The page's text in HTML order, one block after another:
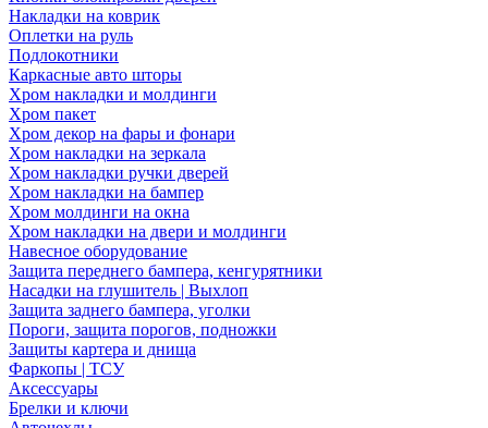
Накладки на коврик
Оплетки на руль
Подлокотники
Каркасные авто шторы
Хром накладки и молдинги
Хром пакет
Хром декор на фары и фонари
Хром накладки на зеркала
Хром накладки ручки дверей
Хром накладки на бампер
Хром молдинги на окна
Хром накладки на двери и молдинги
Навесное оборудование
Защита переднего бампера, кенгурятники
Насадки на глушитель | Выхлоп
Защита заднего бампера, уголки
Пороги, защита порогов, подножки
Защиты картера и днища
Фаркопы | ТСУ
Аксессуары
Брелки и ключи